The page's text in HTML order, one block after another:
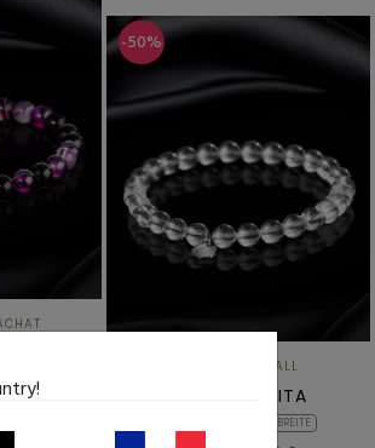
BREITE
auf Lager
-50%
BERGKRISTALL
SAN GIMIGNITA
BREITE